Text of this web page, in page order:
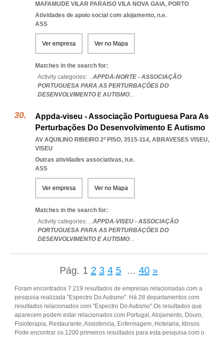
MAFAMUDE VILAR PARAISO VILA NOVA GAIA, PORTO
Atividades de apoio social com alojamento, n.e.
ASS
Ver empresa Ver no Mapa
Matches in the search for:
Activity categories: ...APPDA-NORTE - ASSOCIAÇÃO
PORTUGUESA PARA AS PERTURBAÇÕES DO
DESENVOLVIMENTO E AUTISMO...
Appda-viseu - Associação Portuguesa Para As
Perturbações Do Desenvolvimento E Autismo
AV AQUILINO RIBEIRO 2º PISO, 3515-114, ABRAVESES VISEU,
VISEU
Outras atividades associativas, n.e.
ASS
Ver empresa Ver no Mapa
Matches in the search for:
Activity categories: ...APPDA-VISEU - ASSOCIAÇÃO
PORTUGUESA PARA AS PERTURBAÇÕES DO
DESENVOLVIMENTO E AUTISMO...
Pág. 1 2 3 4 5 ... 40 »
Foram encontrados 7.219 resultados de empresas relacionadas com a
pesquisa realizada "Espectro Do Autismo". Há 28 departamentos com
resultados relacionados com "Espectro Do Autismo".Os resultados que
aparecem podem estar relacionados com Portugal, Alojamento, Douro,
Fisioterapia, Restaurante, Assistencia, Enfermagem, Hotelaria, Idosos.
Pode encontrar os 1200 primeiros resultados para esta pesquisa com o